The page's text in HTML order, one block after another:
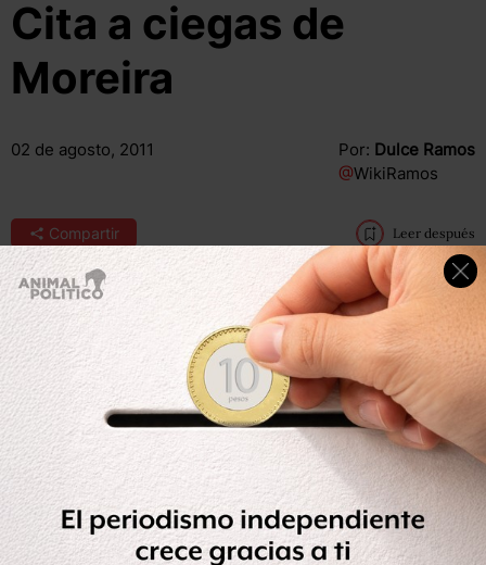
Cita a ciegas de
Moreira
02 de agosto, 2011 Por: Dulce Ramos
@WikiRamos
Compartir Leer después
Hay que reconocerles a los gobiernos panistas “el
crecimiento que nos han dado en estos últimos 11 años,
donde hemos crecido en pobreza y marginación social, y
eso es digno de reconocer”.
Compartir Leer después